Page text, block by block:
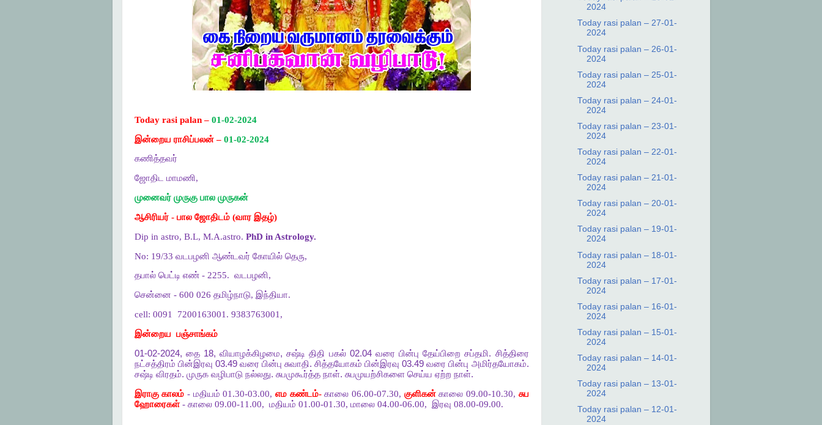
Today rasi palan – 01-02-2024
இன்றைய ராசிப்பலன் – 01-02-2024
கணித்தவர்
ஜோதிட மாமணி,
முனைவர் முருகு பால முருகன்
ஆசிரியர் - பால ஜோதிடம் (வார இதழ்)
Dip in astro, B.L, M.A.astro. PhD in Astrology.
No: 19/33 வடபழனி ஆண்டவர் கோயில் தெரு,
தபால் பெட்டி எண் - 2255. வடபழனி,
சென்னை - 600 026 தமிழ்நாடு, இந்தியா.
cell: 0091
7200163001. 9383763001,
இன்றைய பஞ்சாங்கம்
01-02-2024, தை18,வியாழக்கிழமை,சஷ்டி திதி பகல்02.04 வரை பின்பு தேய்பிறை சப்தமி. சித்திரை
நட்சத்திரம் பின்இரவு 03.49 வரை பின்பு சுவாதி.சித்தயோகம் பின்இரவு 03.49வரை பின்பு அமிர்தயோகம்.
சஷ்டி விரதம். முருக வழிபாடு நல்லது. சுபமுகூர்த்த நாள். சுபமுயற்சிகளை செய்ய ஏற்ற நாள்.
இராகு காலம் - மதியம் 01.30-03.00, எம கண்டம்-காலை 06.00-07.30, குளிகன்காலை 09.00-10.30, சுப
ஹோரைகள்- காலை 09.00-11.00, மதியம் 01.00-01.30, மாலை 04.00-06.00, இரவு 08.00-09.00.
2024
Today rasi palan – 27-01-
2024
Today rasi palan – 26-01-
2024
Today rasi palan – 25-01-
2024
Today rasi palan – 24-01-
2024
Today rasi palan – 23-01-
2024
Today rasi palan – 22-01-
2024
Today rasi palan – 21-01-
2024
Today rasi palan – 20-01-
2024
Today rasi palan – 19-01-
2024
Today rasi palan – 18-01-
2024
Today rasi palan – 17-01-
2024
Today rasi palan – 16-01-
2024
Today rasi palan – 15-01-
2024
Today rasi palan – 14-01-
2024
Today rasi palan – 13-01-
2024
Today rasi palan – 12-01-
2024